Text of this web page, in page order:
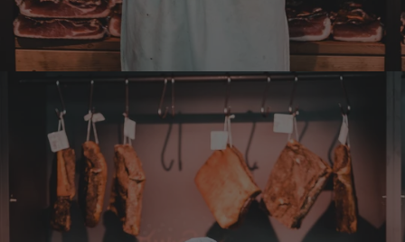
Bisher alles lecker und gut.
7.8.2026
Verifizierter Kunde
Hallo Ich konnte erst heute mein Paket
abholen , bin sehr überrascht kann Euch nur
weiter empfehlen Lg Roland Rihaczek
6.8.2026